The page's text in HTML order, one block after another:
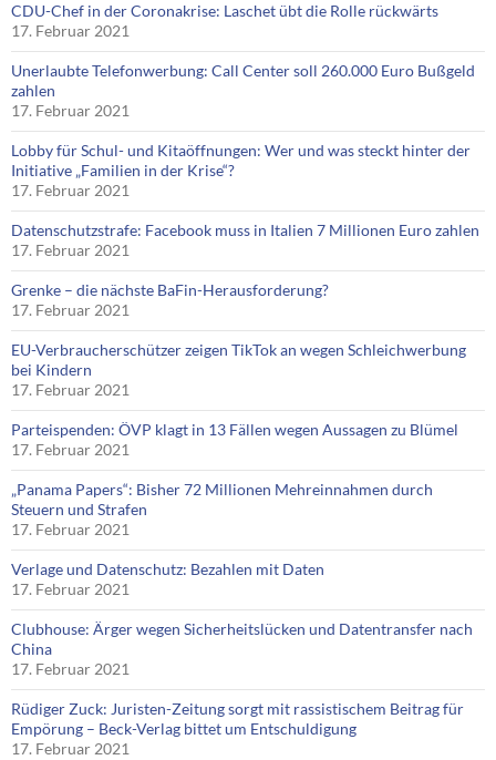
CDU-Chef in der Coronakrise: Laschet übt die Rolle rückwärts
17. Februar 2021
Unerlaubte Telefonwerbung: Call Center soll 260.000 Euro Bußgeld
zahlen
17. Februar 2021
Lobby für Schul- und Kitaöffnungen: Wer und was steckt hinter der
Initiative „Familien in der Krise“?
17. Februar 2021
Datenschutzstrafe: Facebook muss in Italien 7 Millionen Euro zahlen
17. Februar 2021
Grenke – die nächste BaFin-Herausforderung?
17. Februar 2021
EU-Verbraucherschützer zeigen TikTok an wegen Schleichwerbung
bei Kindern
17. Februar 2021
Parteispenden: ÖVP klagt in 13 Fällen wegen Aussagen zu Blümel
17. Februar 2021
„Panama Papers“: Bisher 72 Millionen Mehreinnahmen durch
Steuern und Strafen
17. Februar 2021
Verlage und Datenschutz: Bezahlen mit Daten
17. Februar 2021
Clubhouse: Ärger wegen Sicherheitslücken und Datentransfer nach
China
17. Februar 2021
Rüdiger Zuck: Juristen-Zeitung sorgt mit rassistischem Beitrag für
Empörung – Beck-Verlag bittet um Entschuldigung
17. Februar 2021